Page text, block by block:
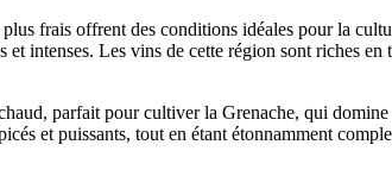
frais offrent des conditions idéales pour la
intenses. Les vins de cette région sont riches
parfait pour cultiver la Grenache, qui
et puissants, tout en étant étonnamment